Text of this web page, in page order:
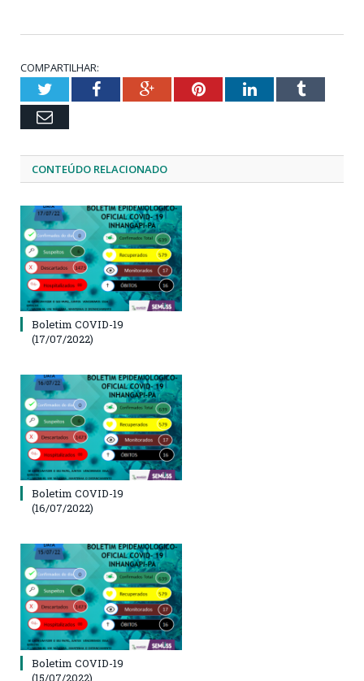
COMPARTILHAR:
TwitterFacebookGoogle+PinterestLinkedInTumblr
Email
CONTEÚDO RELACIONADO
Boletim COVID-19
(17/07/2022)
Boletim COVID-19
(16/07/2022)
Boletim COVID-19
(15/07/2022)